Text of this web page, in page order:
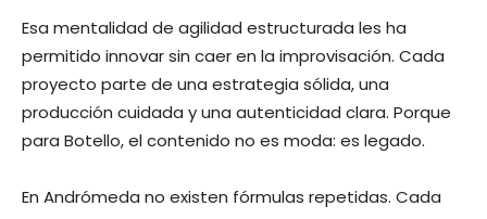
Esa mentalidad de agilidad estructurada les ha
permitido innovar sin caer en la improvisación. Cada
proyecto parte de una estrategia sólida, una
producción cuidada y una autenticidad clara. Porque
para Botello, el contenido no es moda: es legado.
En Andrómeda no existen fórmulas repetidas. Cada